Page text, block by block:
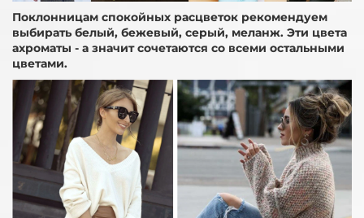
Поклонницам спокойных расцветок рекомендуем
выбирать белый, бежевый, серый, меланж. Эти цвета
ахроматы - а значит сочетаются со всеми остальными
цветами. ⠀